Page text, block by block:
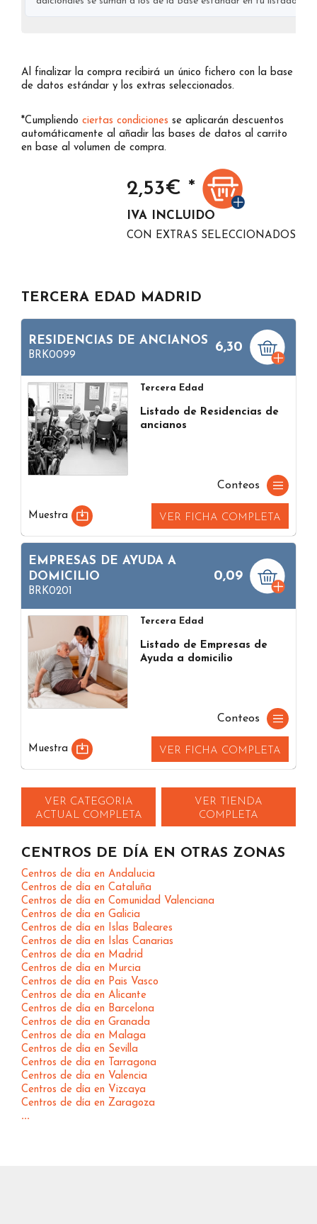
Al finalizar la compra recibirá un único fichero con la base
de datos estándar y los extras seleccionados.
*Cumpliendo ciertas condiciones se aplicarán descuentos
automáticamente al añadir las bases de datos al carrito
en base al volumen de compra.
2,53€ *
IVA INCLUIDO
CON EXTRAS SELECCIONADOS
TERCERA EDAD MADRID
RESIDENCIAS DE ANCIANOS
BRK0099
6,30
Tercera Edad
Listado de Residencias de
ancianos
Conteos
Muestra VER FICHA COMPLETA
EMPRESAS DE AYUDA A
DOMICILIO
BRK0201
0,09
Tercera Edad
Listado de Empresas de
Ayuda a domicilio
Conteos
Muestra VER FICHA COMPLETA
VER CATEGORIA
ACTUAL COMPLETA
VER TIENDA
COMPLETA
CENTROS DE DÍA EN OTRAS ZONAS
Centros de día en Andalucia
Centros de día en Cataluña
Centros de día en Comunidad Valenciana
Centros de día en Galicia
Centros de día en Islas Baleares
Centros de día en Islas Canarias
Centros de día en Madrid
Centros de día en Murcia
Centros de día en Pais Vasco
Centros de día en Alicante
Centros de día en Barcelona
Centros de día en Granada
Centros de día en Malaga
Centros de día en Sevilla
Centros de día en Tarragona
Centros de día en Valencia
Centros de día en Vizcaya
Centros de día en Zaragoza
...